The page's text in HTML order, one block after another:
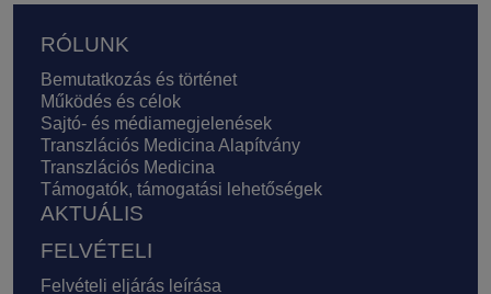
Lábléc
RÓLUNK
Bemutatkozás és történet
Működés és célok
Sajtó- és médiamegjelenések
Transzlációs Medicina Alapítvány
Transzlációs Medicina
Támogatók, támogatási lehetőségek
AKTUÁLIS
FELVÉTELI
Felvételi eljárás leírása